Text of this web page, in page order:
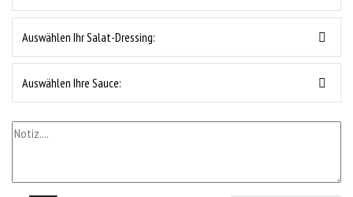
Auswählen Ihr Salat-Dressing:
Auswählen Ihre Sauce: